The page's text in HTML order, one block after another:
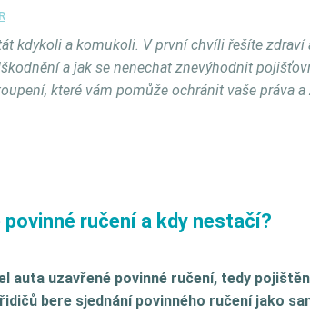
kdykoli a komukoli. V první chvíli řešíte zdraví
a jak se nenechat znevýhodnit
které vám pomůže ochránit vaše práva
ručení a kdy nestačí?
auta uzavřené povinné ručení, tedy
bere sjednání povinného ručení jako